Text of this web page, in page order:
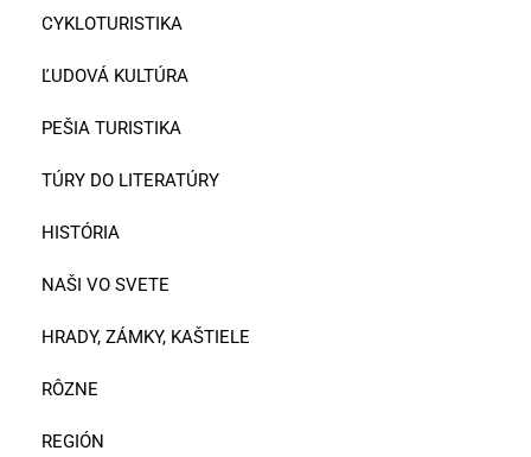
CYKLOTURISTIKA
ĽUDOVÁ KULTÚRA
PEŠIA TURISTIKA
TÚRY DO LITERATÚRY
HISTÓRIA
NAŠI VO SVETE
HRADY, ZÁMKY, KAŠTIELE
RÔZNE
REGIÓN